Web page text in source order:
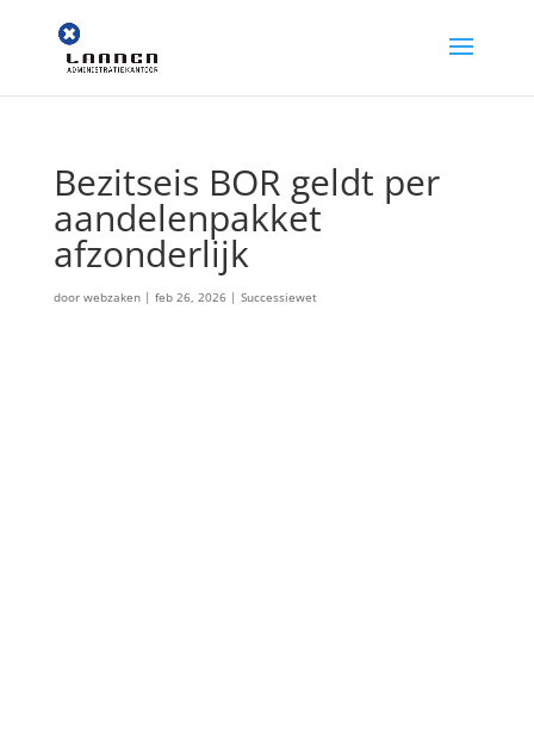
Bezitseis BOR geldt per
aandelenpakket
afzonderlijk
door webzaken| feb 26, 2026| Successiewet